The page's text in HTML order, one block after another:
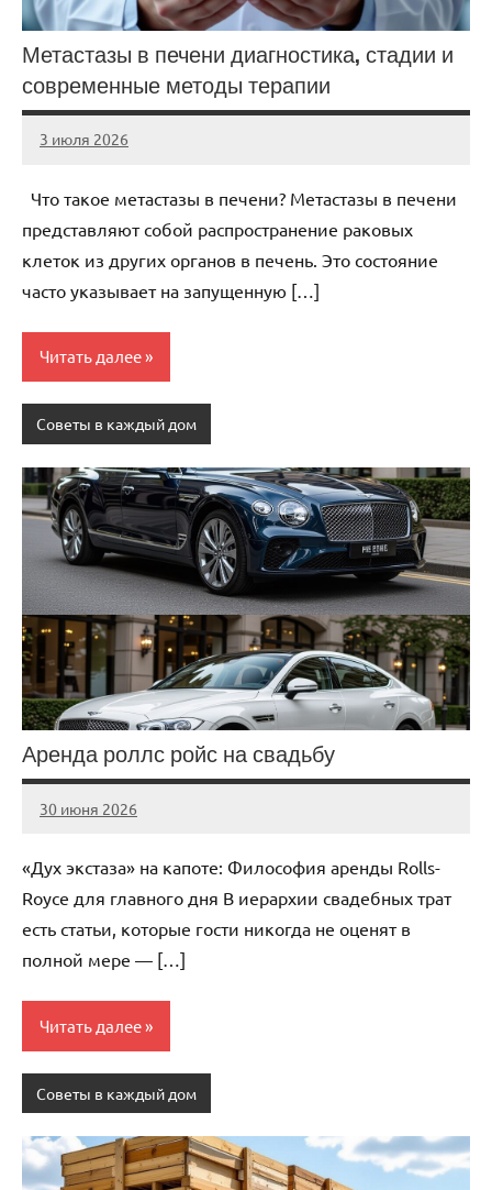
Метастазы в печени диагностика, стадии и
современные методы терапии
3 июля 2026
Avtor
Нет
Что такое метастазы в печени? Метастазы в печени
представляют собой распространение раковых
клеток из других органов в печень. Это состояние
часто указывает на запущенную […]
Читать далее
Советы в каждый дом
Аренда роллс ройс на свадьбу
30 июня 2026
Avtor
Нет
«Дух экстаза» на капоте: Философия аренды Rolls-
Royce для главного дня В иерархии свадебных трат
есть статьи, которые гости никогда не оценят в
полной мере — […]
Читать далее
Советы в каждый дом